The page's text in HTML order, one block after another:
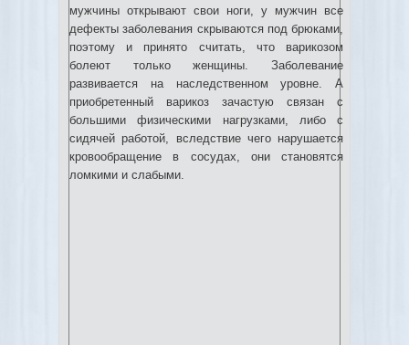
мужчины открывают свои ноги, у мужчин все
дефекты заболевания скрываются под брюками,
поэтому и принято считать, что варикозом
болеют только женщины. Заболевание
развивается на наследственном уровне. А
приобретенный варикоз зачастую связан с
большими физическими нагрузками, либо с
сидячей работой, вследствие чего нарушается
кровообращение в сосудах, они становятся
ломкими и слабыми.